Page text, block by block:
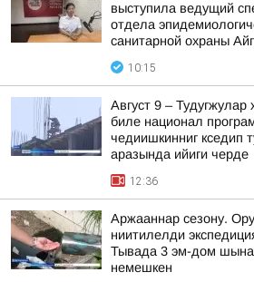
выступила ведущий
отдела
санитарной охраны
10:15
Август 9 – Тудугжулар
биле национал
чедиишкинниг кседип
аразында ийиги черде
12:36
Аржааннар сезону.
ниитилелди
Тывада 3 эм-дом
немешкен